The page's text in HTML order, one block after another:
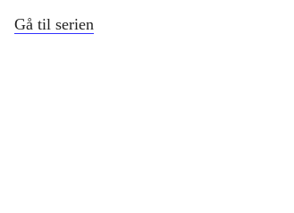
Gå til serien